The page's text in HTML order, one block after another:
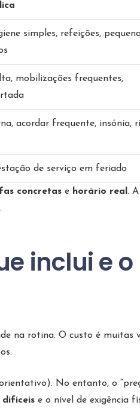
simples, refeições,
mobilizações frequentes,
acordar frequente, insónia,
de serviço em feriado
concretas e horário real .
inclui e o
na rotina. O custo é muitas
No entanto, o
difíceis e o nível de exigência